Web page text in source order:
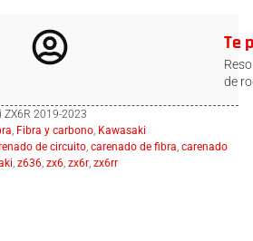
Te
de
ZX6R 2019-2023
, Fibra y carbono, Kawasaki
de circuito, carenado de fibra, carenado
, z636, zx6, zx6r, zx6rr